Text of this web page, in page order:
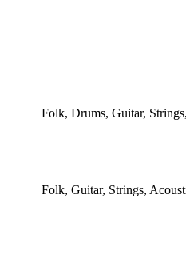
Folk, Drums, Guitar,
Folk, Guitar, Strings,